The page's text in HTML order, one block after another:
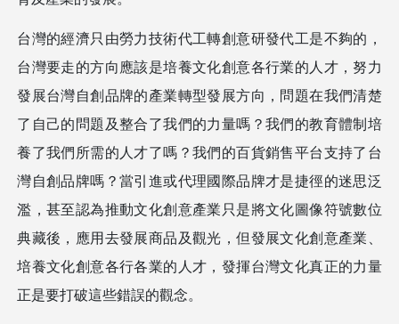
台灣的經濟只由勞力技術代工轉創意研發代工是不夠的，
台灣要走的方向應該是培養文化創意各行業的人才，努力
發展台灣自創品牌的產業轉型發展方向，問題在我們清楚
了自己的問題及整合了我們的力量嗎？我們的教育體制培
養了我們所需的人才了嗎？我們的百貨銷售平台支持了台
灣自創品牌嗎？當引進或代理國際品牌才是捷徑的迷思泛
濫，甚至認為推動文化創意產業只是將文化圖像符號數位
典藏後，應用去發展商品及觀光，但發展文化創意產業、
培養文化創意各行各業的人才，發揮台灣文化真正的力量
正是要打破這些錯誤的觀念。